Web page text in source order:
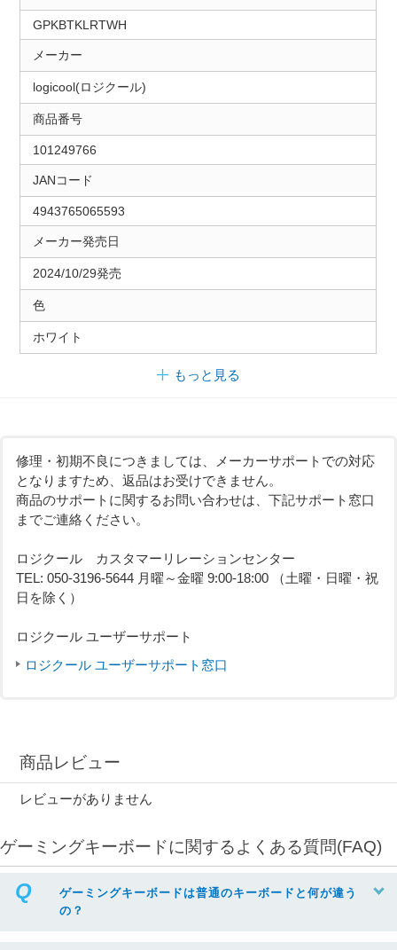
GPKBTKLRTWH
メーカー
logicool(ロジクール)
商品番号
101249766
JANコード
4943765065593
メーカー発売日
2024/10/29発売
色
ホワイト
もっと見る
修理・初期不良につきましては、メーカーサポートでの対応
となりますため、返品はお受けできません。
商品のサポートに関するお問い合わせは、下記サポート窓口
までご連絡ください。
ロジクール カスタマーリレーションセンター
TEL: 050-3196-5644 月曜～金曜 9:00-18:00 （土曜・日曜・祝
日を除く）
ロジクール ユーザーサポート
ロジクール ユーザーサポート窓口
商品レビュー
レビューがありません
ゲーミングキーボードに関するよくある質問(FAQ)
ゲーミングキーボードは普通のキーボードと何が違う
の？